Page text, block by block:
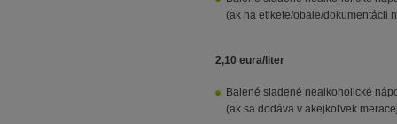
(ak na etikete/obale/dokumentácii
2,10 eura/liter
Balené sladené nealkoholické
(ak sa dodáva v akejkoľvek